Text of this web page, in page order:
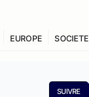
EUROPE SOCIETE
SUIVRE